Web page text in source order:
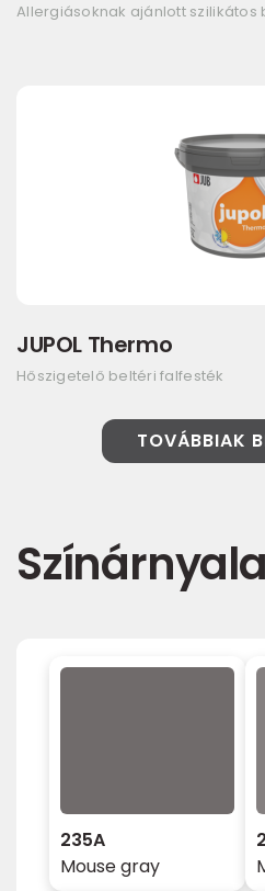
Allergiásoknak ajánlott szilikátos
JUPOL Thermo
Hőszigetelő beltéri falfesték
TOVÁBBIAK
235A
Mouse gray